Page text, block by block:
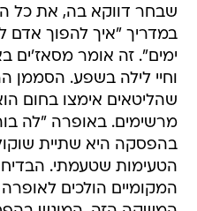
שבחר דווקא בה, את כל
במדריך "איך להפוך
ימים". זה אומר מסאז'ים
וחיי לילה בשפע. הסממן
שהליטאים אימצו בחום
מרשימים. באופרה "לה
בהפסקה היא שתיית
הטעימות שטעמתי.
המקומיים הולכים